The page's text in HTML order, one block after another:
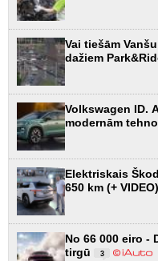
Vai tiešām
dažiem
Volkswagen ID.
modernām
Elektriskais
650 km (+ VIDEO)
No 66 000 eiro -
tirgū
3